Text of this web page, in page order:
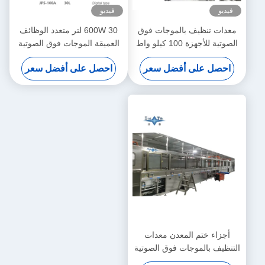
فيديو
معدات تنظيف بالموجات فوق
الصوتية للأجهزة 100 كيلو واط
آلة تنظيف بالموجات فوق
الصوتية أوتوماتيكية
احصل على أفضل سعر
فيديو
600W 30 لتر متعدد الوظائف
العميقة الموجات فوق الصوتية
النظيفة النموذج JPS 100A
التحكم الرقمي دقة غسيل
المعدات
احصل على أفضل سعر
أجزاء ختم المعدن معدات
التنظيف بالموجات فوق الصوتية
28 كيلو هرتز إلى 40 كيلو هرتز